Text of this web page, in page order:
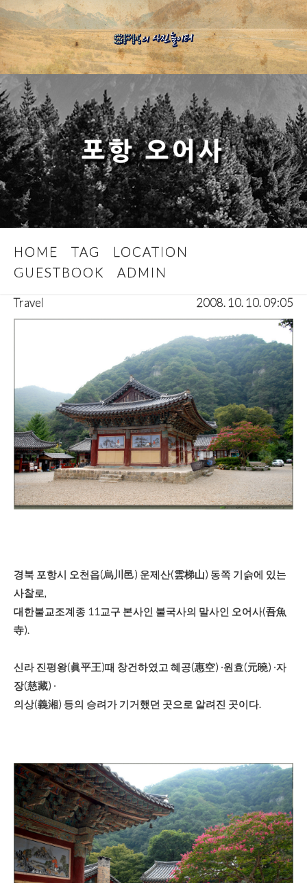
포항 오어사
HOME TAG
LOCATION
GUESTBOOK
ADMIN
Travel 2008. 10. 10. 09:05
경북 포항시 오천읍(烏川 邑) 운제산(雲梯山) 동쪽 기슭에 있는
사찰로,
대한불교조계종 11교구 본사인 불국사의 말사인 오어사(吾魚
寺).
신라 진평왕(眞平王)때 창건하였고 혜공(惠空) ·원효(元曉) ·자
장(慈藏) ·
의상(義湘) 등의 승려가 기거했던 곳으로 알려진 곳이다.